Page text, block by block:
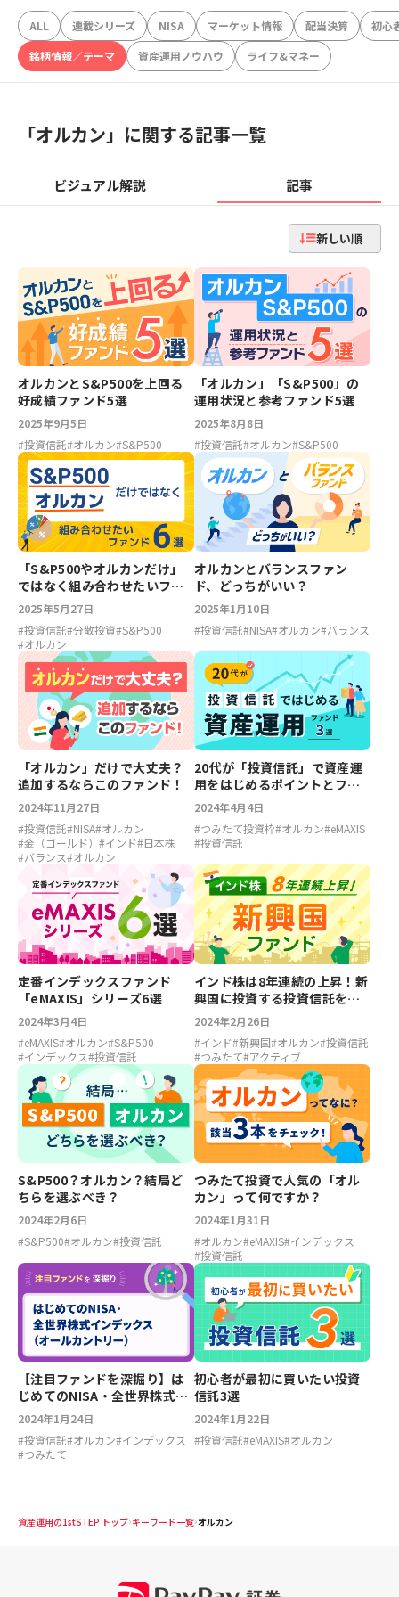
ALL 連載シリーズ NISA マーケット情報 配当決算
初心
銘柄情報／テーマ
資産運用ノウハウ ライフ&マネー
「オルカン」に関する記事一覧
ビジュアル解説 記事
新しい順
オルカンとS&P500を上回る
好成績ファンド5選
2025年9月5日
#投資信託#オルカン#S&P500
「オルカン」「S&P500」の
運用状況と参考ファンド5選
2025年8月8日
#投資信託#オルカン#S&P500
「S&P500やオルカンだけ」
ではなく組み合わせたいファ
ンド6選
2025年5月27日
#投資信託#分散投資#S&P500
#オルカン
オルカンとバランスファン
ド、どっちがいい？
2025年1月10日
#投資信託#NISA#オルカン#バランス
「オルカン」だけで大丈夫？
追加するならこのファンド！
2024年11月27日
#投資信託#NISA#オルカン
#金（ゴールド） #インド#日本株
#バランス#オルカン
20代が「投資信託」で資産運
用をはじめるポイントとファ
ンド3選
2024年4月4日
#つみたて投資枠#オルカン#eMAXIS
#投資信託
定番インデックスファンド
「eMAXIS」シリーズ6選
2024年3月4日
#eMAXIS#オルカン#S&P500
#インデックス#投資信託
インド株は8年連続の上昇！新
興国に投資する投資信託を紹
介
2024年2月26日
#インド#新興国#オルカン#投資信託
#つみたて#アクティブ
S&P500？オルカン？結局ど
ちらを選ぶべき？
2024年2月6日
#S&P500#オルカン#投資信託
つみたて投資で人気の「オル
カン」って何ですか？
2024年1月31日
#オルカン#eMAXIS#インデックス
#投資信託
【注目ファンドを深掘り】は
じめてのNISA・全世界株式イ
ンデックス（オール・カント
リー）
2024年1月24日
#投資信託#オルカン#インデックス
#つみたて
初心者が最初に買いたい投資
信託3選
2024年1月22日
#投資信託#eMAXIS#オルカン
資産運用の1stSTEP トップ キーワード一覧 オルカン